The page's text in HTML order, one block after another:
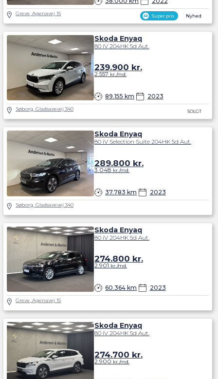
Super pris Nyhed
Greve, Agenavej 15
SOLGT
Skoda Enyaq
80 iV 204HK 5d Aut.
89.155 km 2023
239.900 kr.
2.557 kr./md.
Søborg, Gladsaxevej 340
Skoda Enyaq
80 iV Selection Suite 204HK 5d Aut.
37.783 km 2023
289.800 kr.
3.048 kr./md.
Søborg, Gladsaxevej 340
Skoda Enyaq
80 iV 204HK 5d Aut.
60.364 km 2023
274.800 kr.
2.901 kr./md.
Greve, Agenavej 15
Skoda Enyaq
80 iV 204HK 5d Aut.
274.700 kr.
2.900 kr./md.